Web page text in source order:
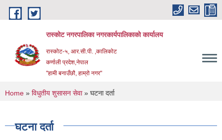
Skip to main content
रास्कोट नगरपालिका नगरकार्यपालिकाको कार्यालय
रास्कोट-५, आर.सी.पी. ,कालिकोट
कर्णाली प्रदेश,नेपाल
"हामी बनाउँछौ, हाम्रो नगर"
You are here
Home » विधुतीय शुसासन सेवा» घटना दर्ता
घटना दर्ता